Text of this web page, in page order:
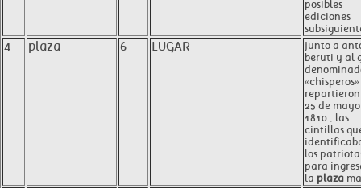
posibles
ediciones
4 plaza 6 LUGAR
junto a
beruti y al
«chisperos»
25 de
1810 , las
cintillas
los
para
la plaza